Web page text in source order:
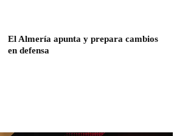
El Almería apunta y prepara cambios
en defensa